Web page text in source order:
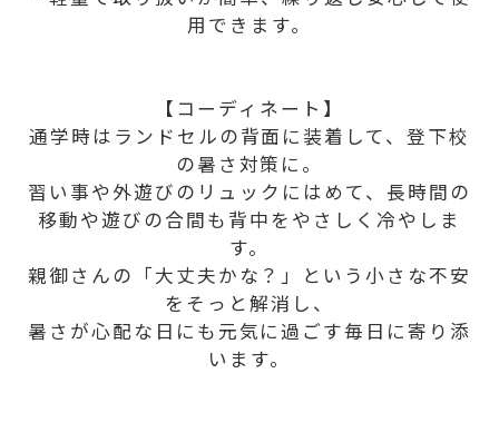
用できます。
【コーディネート】
通学時はランドセルの背面に装着して、登下校
の暑さ対策に。
習い事や外遊びのリュックにはめて、長時間の
移動や遊びの合間も背中をやさしく冷やしま
す。
親御さんの「大丈夫かな？」という小さな不安
をそっと解消し、
暑さが心配な日にも元気に過ごす毎日に寄り添
います。